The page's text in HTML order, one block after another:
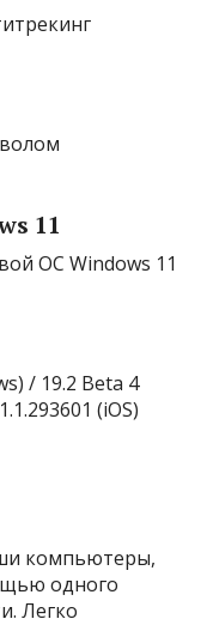
11
ОС Windows 11
/ 19.2 Beta 4
(iOS)
компьютеры,
одного
Легко